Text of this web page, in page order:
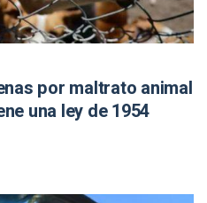
por maltrato animal
una ley de 1954